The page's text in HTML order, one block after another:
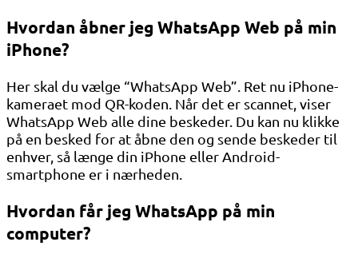
Hvordan åbner jeg WhatsApp Web på min
iPhone?
Her skal du vælge “WhatsApp Web”. Ret nu iPhone-
kameraet mod QR-koden. Når det er scannet, viser
WhatsApp Web alle dine beskeder. Du kan nu klikke
på en besked for at åbne den og sende beskeder til
enhver, så længe din iPhone eller Android-
smartphone er i nærheden.
Hvordan får jeg WhatsApp på min
computer?